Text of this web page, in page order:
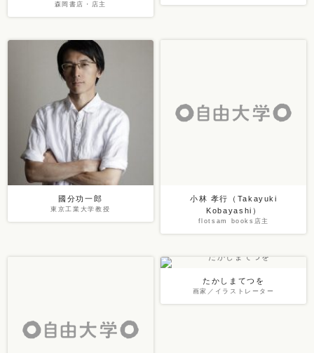
森岡書店・店主
國分功一郎
東京工業大学教授
小林 孝行（Takayuki
Kobayashi）
flotsam books店主
たかしまてつを
画家／イラストレーター